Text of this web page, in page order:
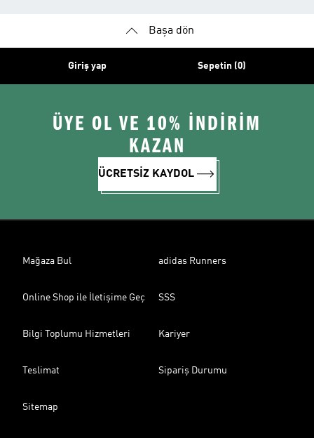
Başa dön
Giriş yap Sepetin (0)
ÜYE OL VE 10% İNDİRİM
KAZAN
ÜCRETSİZ KAYDOL
Mağaza Bul adidas Runners
Online Shop ile İletişime Geç SSS
Bilgi Toplumu Hizmetleri Kariyer
Teslimat Sipariş Durumu
Sitemap